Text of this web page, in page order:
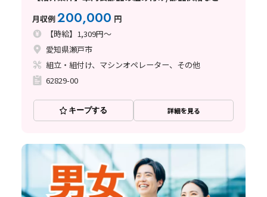
月収例200,000 円
【時給】1,309円～
愛知県瀬戸市
組立・組付け、マシンオペレーター、その他
62829-00
キープする 詳細を見る